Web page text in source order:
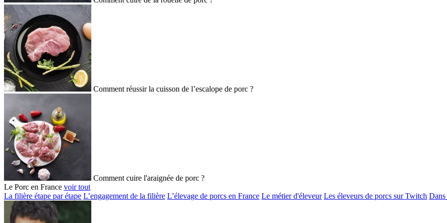
Comment réussir la cuisson de l’escalope de porc ?
Comment cuire l'araignée de porc ?
Le Porc en France voir tout
La filière étape par étape L’engagement de la filière L’élevage de porcs en France Le métier d'éleveur Les éleveurs de porcs sur Twitch Dans